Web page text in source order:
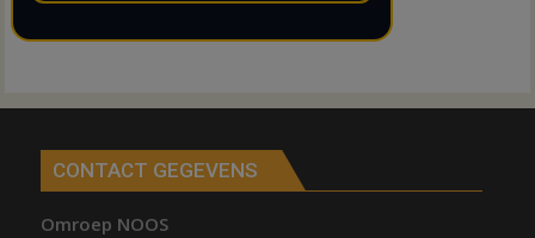
CONTACT GEGEVENS
Omroep NOOS